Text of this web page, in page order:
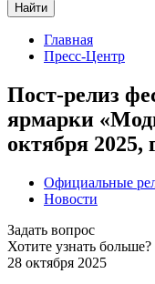
Найти
Главная
Пресс-Центр
Пост-релиз
ярмарки
октября
Официальные
Новости
Задать вопрос
Хотите узнать
28 октября 2025